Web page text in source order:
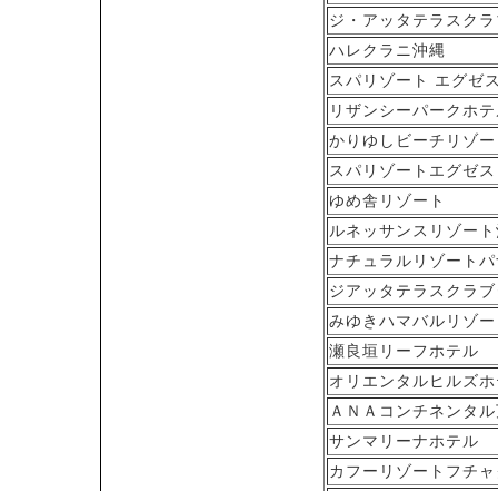
ジ・アッタテラスク
ハレクラニ沖縄
スパリゾート エグゼ
リザンシーパークホ
かりゆしビーチリゾ
スパリゾートエグゼス
ゆめ舎リゾート
ルネッサンスリゾー
ナチュラルリゾート
ジアッタテラスクラ
みゆきハマバルリゾ
瀬良垣リーフホテル
オリエンタルヒルズ
ＡＮＡコンチネンタ
サンマリーナホテル
カフーリゾートフチ